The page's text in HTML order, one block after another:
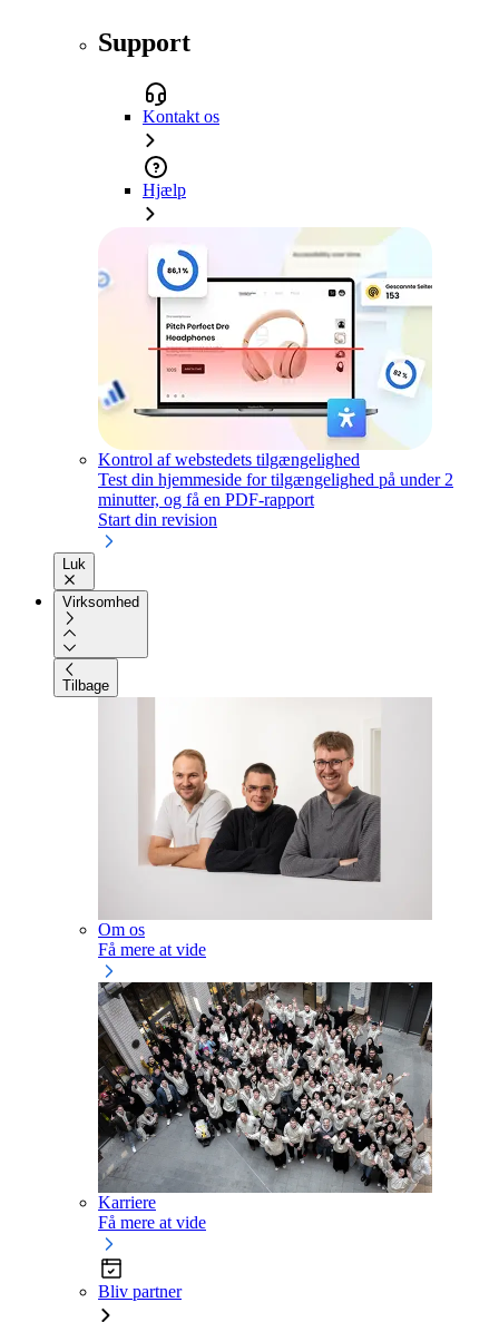
Support
Kontakt os
Hjælp
Kontrol af webstedets tilgængelighed
Test din hjemmeside for tilgængelighed på under 2
minutter, og få en PDF-rapport
Start din revision
Luk
Virksomhed
Tilbage
Om os
Få mere at vide
Karriere
Få mere at vide
Bliv partner